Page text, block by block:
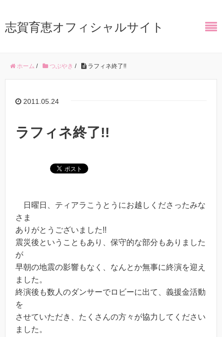
志賀育恵オフィシャルサイト
ホーム / つぶやき / ラフィネ終了!!
2011.05.24
ラフィネ終了!!
日曜日、ティアラこうとうにお越しくださったみな
さま
ありがとうございました!!
震災後ということもあり、保守的な部分もありました
が
早朝の地震の影響もなく、なんとか無事に終演を迎え
ました。
終演後も数人のダンサーでロビーに出て、義援金活動
を
させていただき、たくさんの方々が協力してください
ました。